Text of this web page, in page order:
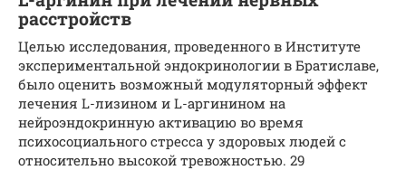
расстройств
Целью исследования, проведенного в Институте
экспериментальной эндокринологии в Братиславе,
было оценить возможный модуляторный эффект
лечения L-лизином и L-аргинином на
нейроэндокринную активацию во время
психосоциального стресса у здоровых людей с
относительно высокой тревожностью. 29